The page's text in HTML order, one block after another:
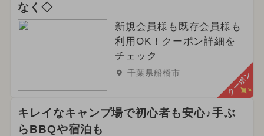
なく◇
新規会員様も既存会員様も
利用OK！クーポン詳細を
チェック
千葉県船橋市 クーポン
キレイなキャンプ場で初心者も安心♪手ぶ
らBBQや宿泊も